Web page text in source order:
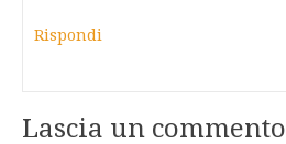
Rispondi
Lascia un commento